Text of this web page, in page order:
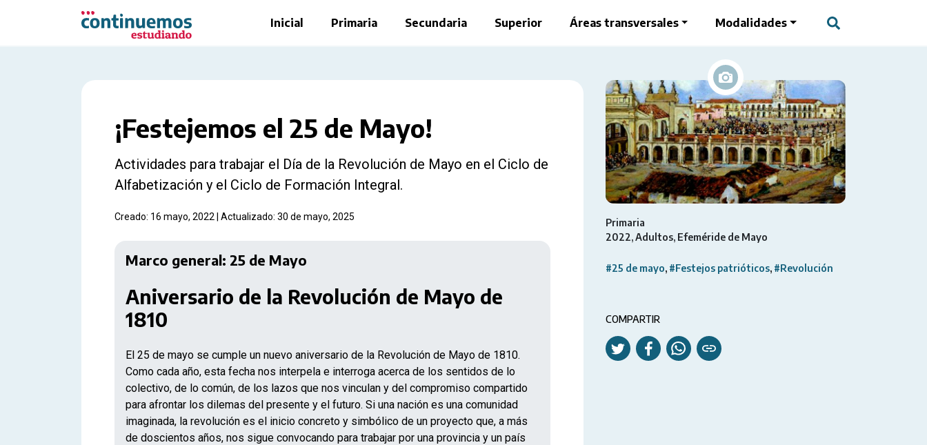
Saltar al contenido principal
Inicial Primaria Secundaria Superior Áreas transversales Modalidades
¡Festejemos el 25 de Mayo!
Actividades para trabajar el Día de la Revolución de Mayo en el Ciclo de
Alfabetización y el Ciclo de Formación Integral.
Creado: 16 mayo, 2022 | Actualizado: 30 de mayo, 2025
Marco general: 25 de Mayo
Aniversario de la Revolución de Mayo de
1810
El 25 de mayo se cumple un nuevo aniversario de la Revolución de Mayo de 1810.
Como cada año, esta fecha nos interpela e interroga acerca de los sentidos de lo
colectivo, de lo común, de los lazos que nos vinculan y del compromiso compartido
para afrontar los dilemas del presente y el futuro. Si una nación es una comunidad
imaginada, la revolución es el inicio concreto y simbólico de un proyecto que, a más
de doscientos años, nos sigue convocando para trabajar por una provincia y un país
Primaria
2022 Adultos Efeméride de Mayo
#25 de mayo #Festejos patrióticos #Revolución
COMPARTIR